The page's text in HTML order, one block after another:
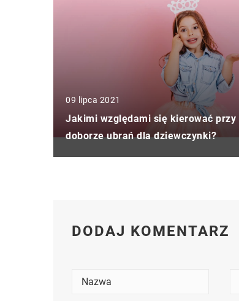
09 lipca 2021
Jakimi względami się kierować przy
doborze ubrań dla dziewczynki?
DODAJ KOMENTARZ